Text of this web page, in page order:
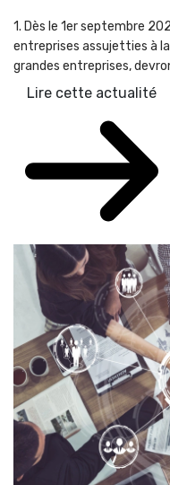
1. Dès le 1er septembre
entreprises assujetties à la
grandes entreprises,
Lire cette actualité